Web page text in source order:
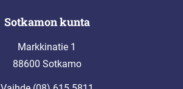
Sotkamon kunta
Markkinatie 1
88600 Sotkamo